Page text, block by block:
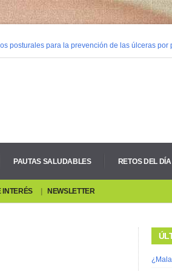
posturales para la prevención de las úlceras por
PAUTAS SALUDABLES RETOS DEL
INTERÉS NEWSLETTER